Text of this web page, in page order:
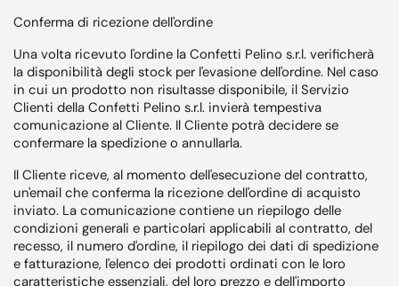
Conferma di ricezione dell'ordine
Una volta ricevuto l'ordine la Confetti Pelino s.r.l. verificherà
la disponibilità degli stock per l'evasione dell'ordine. Nel caso
in cui un prodotto non risultasse disponibile, il Servizio
Clienti della Confetti Pelino s.r.l. invierà tempestiva
comunicazione al Cliente. Il Cliente potrà decidere se
confermare la spedizione o annullarla.
Il Cliente riceve, al momento dell'esecuzione del contratto,
un'email che conferma la ricezione dell'ordine di acquisto
inviato. La comunicazione contiene un riepilogo delle
condizioni generali e particolari applicabili al contratto, del
recesso, il numero d'ordine, il riepilogo dei dati di spedizione
e fatturazione, l'elenco dei prodotti ordinati con le loro
caratteristiche essenziali, del loro prezzo e dell'importo